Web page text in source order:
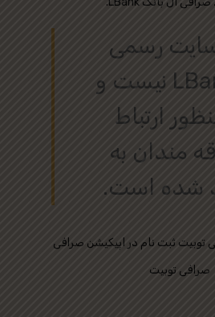
رسمی
صرافی LBank نیست و
ارتباط
مندان به
شده است.
توبیت
صرافی توبیت